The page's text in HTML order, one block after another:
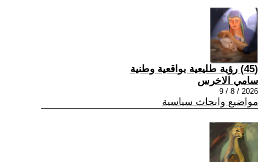
(45) رؤية طليعية بواقعية وطنية
سامي الاخرس
2026 / 8 / 9
مواضيع وابحاث سياسية